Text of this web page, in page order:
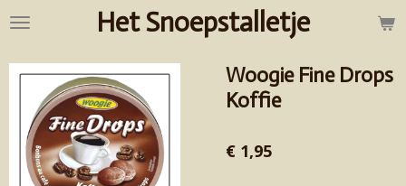
Ga
de
hoofdinhoud
Het Snoepstalletje
Woogie Fine Drops
Koffie
€ 1,95